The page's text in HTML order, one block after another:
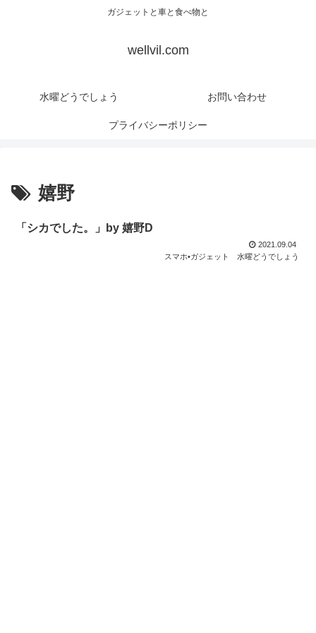
ガジェットと車と食べ物と
wellvil.com
水曜どうでしょう お問い合わせ
プライバシーポリシー
嬉野
「シカでした。」by 嬉野D
2021.09.04
スマホ•ガジェット
水曜どうでしょう